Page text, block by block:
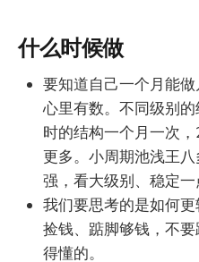
什么时候做
要知道自己一个月能
心里有数。不同级别
时的结构一个月一次
更多。小周期池浅王
强，看大级别、稳定一
我们要思考的是如何
捡钱、踮脚够钱，不
得懂的。